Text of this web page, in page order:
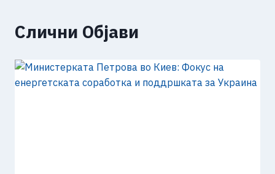
Слични Објави